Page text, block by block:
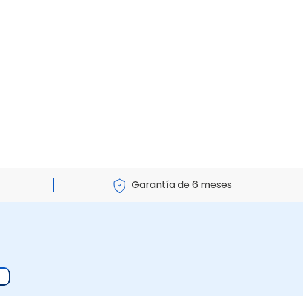
Garantía de 6 meses